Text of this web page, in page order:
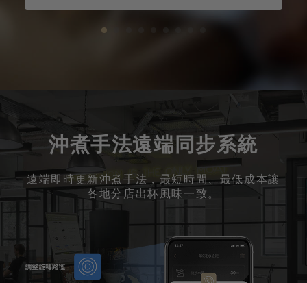
1
沖煮手法遠端同步系統
遠端即時更新沖煮手法，最短時間、最低成本讓
各地分店出杯風味一致。